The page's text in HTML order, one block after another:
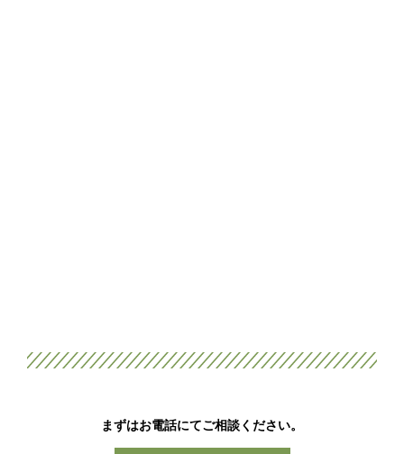
まずはお電話にてご相談ください。